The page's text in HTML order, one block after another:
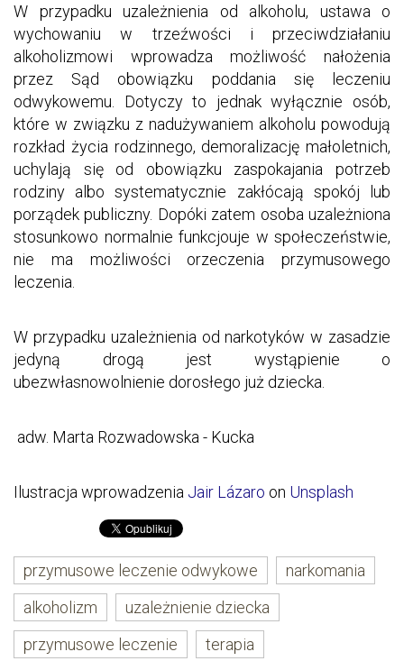
W przypadku uzależnienia od alkoholu, ustawa o
wychowaniu w trzeźwości i przeciwdziałaniu
alkoholizmowi wprowadza możliwość nałożenia
przez Sąd obowiązku poddania się leczeniu
odwykowemu. Dotyczy to jednak wyłącznie osób,
które w związku z nadużywaniem alkoholu powodują
rozkład życia rodzinnego, demoralizację małoletnich,
uchylają się od obowiązku zaspokajania potrzeb
rodziny albo systematycznie zakłócają spokój lub
porządek publiczny. Dopóki zatem osoba uzależniona
stosunkowo normalnie funkcjouje w społeczeństwie,
nie ma możliwości orzeczenia przymusowego
leczenia.
W przypadku uzależnienia od narkotyków w zasadzie
jedyną drogą jest wystąpienie o
ubezwłasnowolnienie dorosłego już dziecka.
adw. Marta Rozwadowska - Kucka
Ilustracja wprowadzenia Jair Lázaro on Unsplash
przymusowe leczenie odwykowe
narkomania
alkoholizm
uzależnienie dziecka
przymusowe leczenie
terapia